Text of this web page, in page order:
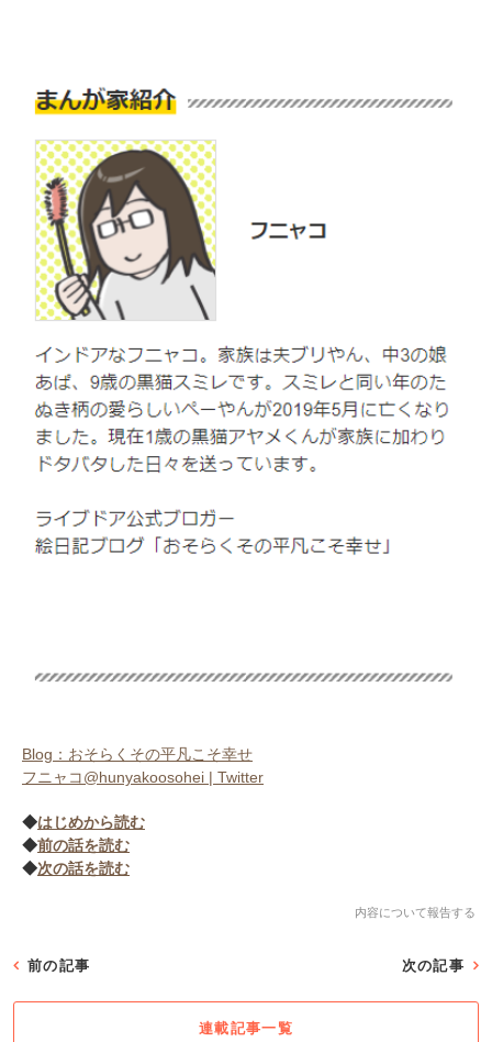
Blog：おそらくその平凡こそ幸せ
フニャコ@hunyakoosohei | Twitter
◆はじめから読む
◆前の話を読む
◆次の話を読む
内容について報告する
前の記事 次の記事
連載記事一覧
いぬ部をフォロー
アプリをダウンロードする